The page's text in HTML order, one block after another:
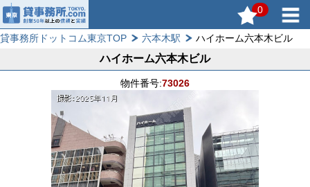
0
貸事務所ドットコム東京TOP 六本木駅 ハイホーム六本木ビル
ハイホーム六本木ビル
物件番号:73026